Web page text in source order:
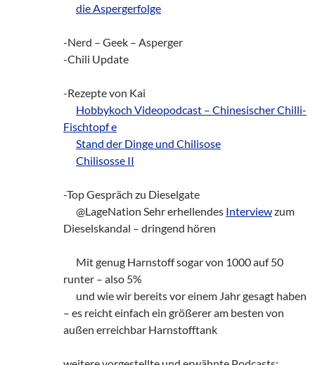
die Aspergerfolge
-Nerd – Geek – Asperger
-Chili Update
-Rezepte von Kai
Hobbykoch Videopodcast – Chinesischer Chilli-
Fischtopf e
Stand der Dinge und Chilisose
Chilisosse II
-Top Gespräch zu Dieselgate
@LageNation Sehr erhellendes Interviewzum
Dieselskandal – dringend hören
Mit genug Harnstoff sogar von 1000 auf 50
runter – also 5%
und wie wir bereits vor einem Jahr gesagt haben
– es reicht einfach ein größerer am besten von
außen erreichbar Harnstofftank